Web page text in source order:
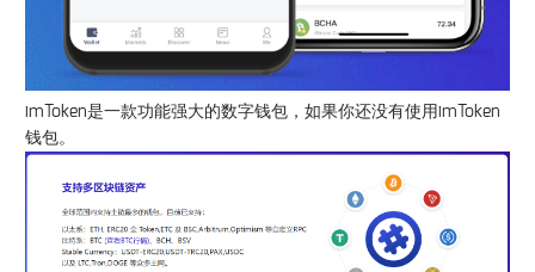
imToken是一款功能强大的数字钱包，如果你还没有使用imToken
钱包。